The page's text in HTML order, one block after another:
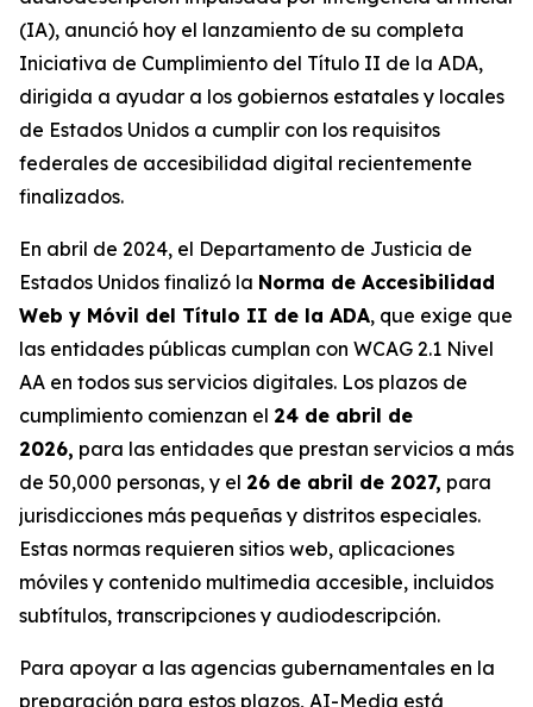
(IA), anunció hoy el lanzamiento de su completa
Iniciativa de Cumplimiento del Título II de la ADA,
dirigida a ayudar a los gobiernos estatales y locales
de Estados Unidos a cumplir con los requisitos
federales de accesibilidad digital recientemente
finalizados.
En abril de 2024, el Departamento de Justicia de
Estados Unidos finalizó la Norma de Accesibilidad
Web y Móvil del Título II de la ADA, que exige que
las entidades públicas cumplan con WCAG 2.1 Nivel
AA en todos sus servicios digitales. Los plazos de
cumplimiento comienzan el 24 de abril de
2026, para las entidades que prestan servicios a más
de 50,000 personas, y el 26 de abril de 2027, para
jurisdicciones más pequeñas y distritos especiales.
Estas normas requieren sitios web, aplicaciones
móviles y contenido multimedia accesible, incluidos
subtítulos, transcripciones y audiodescripción.
Para apoyar a las agencias gubernamentales en la
preparación para estos plazos, AI-Media está